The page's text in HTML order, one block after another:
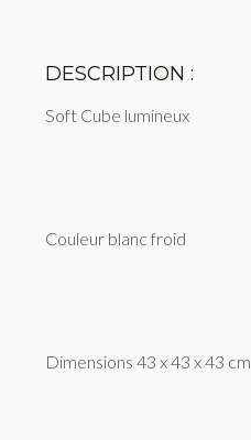
DESCRIPTION :
Soft Cube lumineux
Couleur blanc froid
Dimensions 43 x 43 x 43 cm